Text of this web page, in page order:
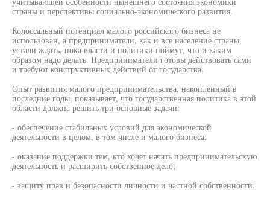
страны и перспективы социально-экономического развития.
Колоссальный потенциал малого российского бизнеса не
использован, а предприниматели, как и все население страны,
устали ждать, пока власти и политики поймут, что и каким
образом надо делать. Предприниматели готовы действовать сами
и требуют конструктивных действий от государства.
Опыт развития малого предпринимательства, накопленный в
последние годы, показывает, что государственная политика в этой
области должна решить три основные задачи:
- обеспечение стабильных условий для экономической
деятельности в целом, в том числе и малого бизнеса;
- оказание поддержки тем, кто хочет начать предпринимательскую
деятельность и расширить собственное дело;
- защиту прав и безопасности личности и частной собственности.